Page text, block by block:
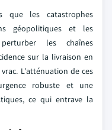
que les catastrophes
géopolitiques et les
les chaînes
sur la livraison en
L'atténuation de ces
robuste et une
ce qui entrave la